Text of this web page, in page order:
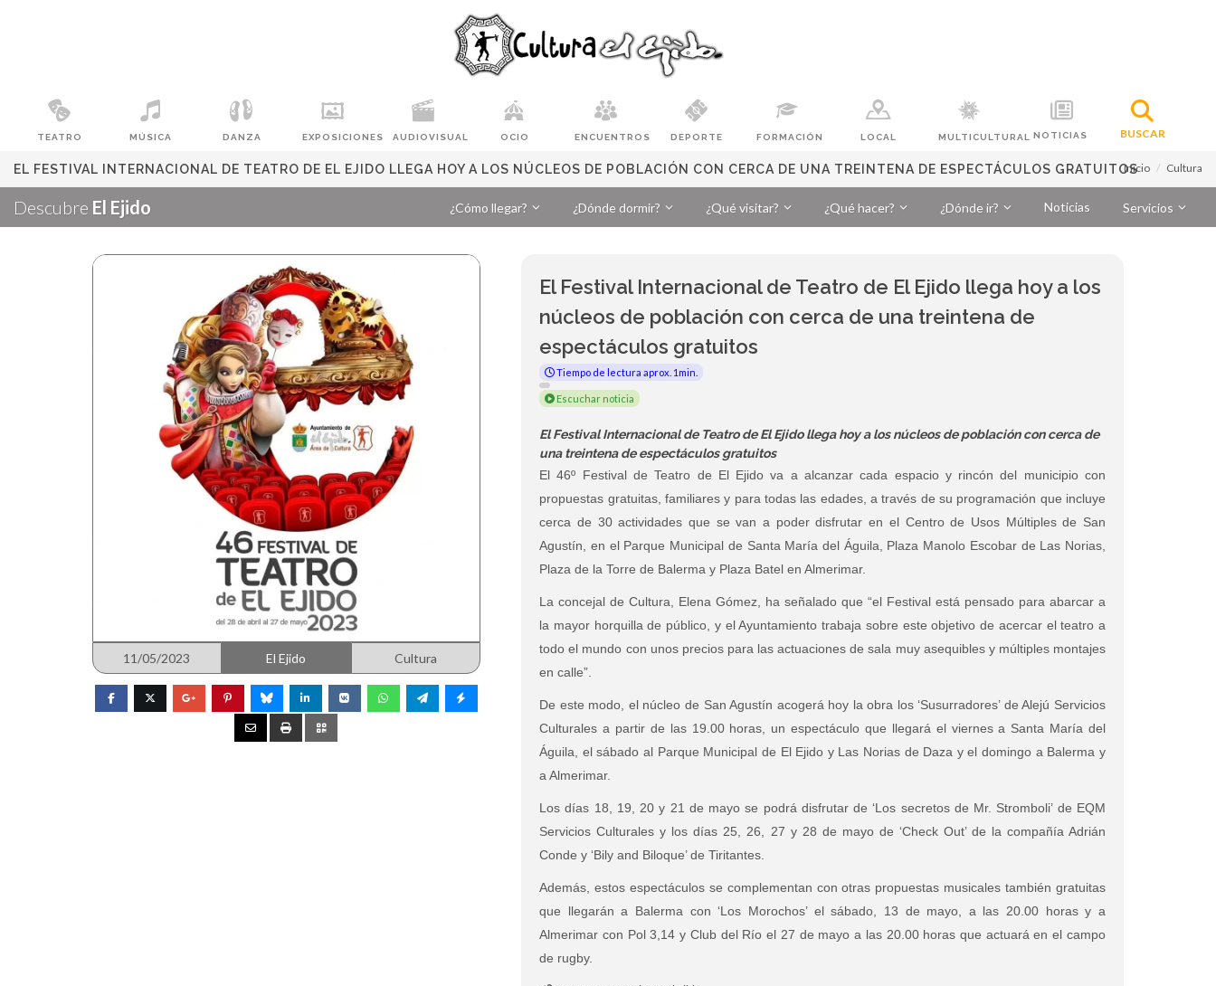
TEATRO MÚSICA DANZA EXPOSICIONES AUDIOVISUAL OCIO ENCUENTROS DEPORTE FORMACIÓN LOCAL MULTICULTURAL NOTICIAS BUSCAR
EL FESTIVAL INTERNACIONAL DE TEATRO DE EL EJIDO LLEGA HOY A LOS NÚCLEOS DE POBLACIÓN CON CERCA DE UNA TREINTENA DE ESPECTÁCULOS GRATUITOSInicio Cultura
Descubre El Ejido ¿Cómo llegar? ¿Dónde dormir? ¿Qué visitar? ¿Qué hacer? ¿Dónde ir? Noticias Servicios
11/05/2023 El Ejido Cultura
El Festival Internacional de Teatro de El Ejido llega hoy a los
núcleos de población con cerca de una treintena de
espectáculos gratuitos
Tiempo de lectura aprox. 1min.
Escuchar noticia
El Festival Internacional de Teatro de El Ejido llega hoy a los núcleos de población con cerca de
una treintena de espectáculos gratuitos
El 46º Festival de Teatro de El Ejido va a alcanzar cada espacio y rincón del municipio con
propuestas gratuitas, familiares y para todas las edades, a través de su programación que incluye
cerca de 30 actividades que se van a poder disfrutar en el Centro de Usos Múltiples de San
Agustín, en el Parque Municipal de Santa María del Águila, Plaza Manolo Escobar de Las Norias,
Plaza de la Torre de Balerma y Plaza Batel en Almerimar.
La concejal de Cultura, Elena Gómez, ha señalado que “el Festival está pensado para abarcar a
la mayor horquilla de público, y el Ayuntamiento trabaja sobre este objetivo de acercar el teatro a
todo el mundo con unos precios para las actuaciones de sala muy asequibles y múltiples montajes
en calle”.
De este modo, el núcleo de San Agustín acogerá hoy la obra los ‘Susurradores’ de Alejú Servicios
Culturales a partir de las 19.00 horas, un espectáculo que llegará el viernes a Santa María del
Águila, el sábado al Parque Municipal de El Ejido y Las Norias de Daza y el domingo a Balerma y
a Almerimar.
Los días 18, 19, 20 y 21 de mayo se podrá disfrutar de ‘Los secretos de Mr. Stromboli’ de EQM
Servicios Culturales y los días 25, 26, 27 y 28 de mayo de ‘Check Out’ de la compañía Adrián
Conde y ‘Bily and Biloque’ de Tiritantes.
Además, estos espectáculos se complementan con otras propuestas musicales también gratuitas
que llegarán a Balerma con ‘Los Morochos’ el sábado, 13 de mayo, a las 20.00 horas y a
Almerimar con Pol 3,14 y Club del Río el 27 de mayo a las 20.00 horas que actuará en el campo
de rugby.